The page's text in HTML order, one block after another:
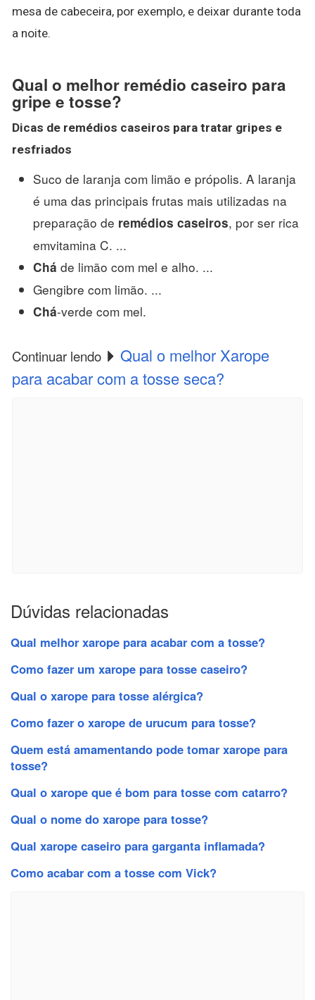
mesa de cabeceira, por exemplo, e deixar durante toda
a noite.
Qual o melhor remédio caseiro para
gripe e tosse?
Dicas de remédios caseiros para tratar gripes e
resfriados
Suco de laranja com limão e própolis. A laranja
é uma das principais frutas mais utilizadas na
preparação de remédios caseiros, por ser rica
emvitamina C. ...
Chá de limão com mel e alho. ...
Gengibre com limão. ...
Chá-verde com mel.
Continuar lendo
Qual o melhor Xarope
para acabar com a tosse seca?
Dúvidas relacionadas
Qual melhor xarope para acabar com a tosse?
Como fazer um xarope para tosse caseiro?
Qual o xarope para tosse alérgica?
Como fazer o xarope de urucum para tosse?
Quem está amamentando pode tomar xarope para
tosse?
Qual o xarope que é bom para tosse com catarro?
Qual o nome do xarope para tosse?
Qual xarope caseiro para garganta inflamada?
Como acabar com a tosse com Vick?